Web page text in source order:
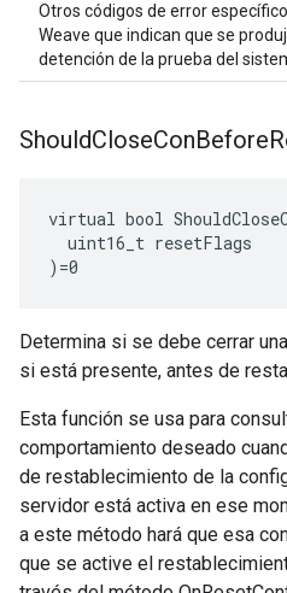
Otros códigos de error
Weave que indican que se
detención de la prueba del
ShouldCloseConBefore
virtual bool
  uint16_t resetFlags
)=0
Determina si se debe cerrar
si está presente, antes de
Esta función se usa para
comportamiento deseado
de restablecimiento de la
servidor está activa en ese
a este método hará que esa
que se active el